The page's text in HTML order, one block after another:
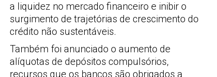
a liquidez no mercado financeiro e inibir o
surgimento de trajetórias de crescimento do
crédito não sustentáveis.
Também foi anunciado o aumento de
alíquotas de depósitos compulsórios,
recursos que os bancos são obrigados a